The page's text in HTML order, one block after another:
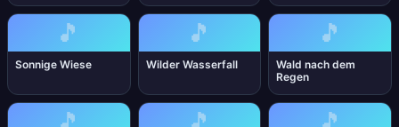
🎵
Sonnige Wiese
🎵
Wilder Wasserfall
🎵
Wald nach dem
Regen